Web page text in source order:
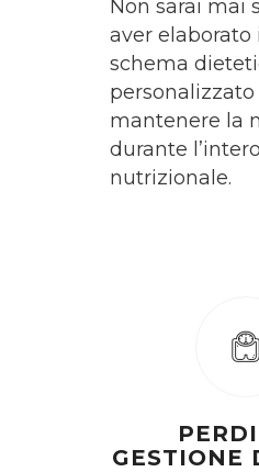
Non sarai mai
aver elaborato
schema
mantenere la
durante
nutrizionale.
GESTIONE